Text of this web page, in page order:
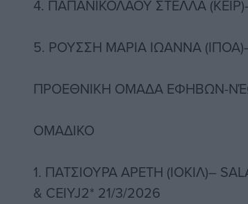
4. ΠΑΠΑΝΙΚΟΛΑΟΥ ΣΤΕΛΛΑ
5. ΡΟΥΣΣΗ ΜΑΡΙΑ ΙΩΑΝΝΑ
ΠΡΟΕΘΝΙΚΗ ΟΜΑΔΑ ΕΦΗΒΩΝ-
OMAΔIKO
1. ΠΑΤΣΙΟΥΡΑ ΑΡΕΤΗ (ΙΟΚΙΛ)–
& CEIYJ2* 21/3/2026